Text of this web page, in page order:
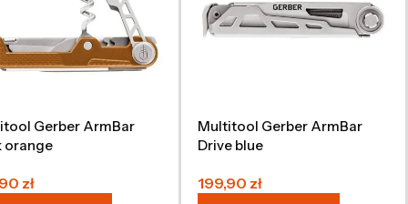
Gerber ArmBar
orange
zł
Multitool Gerber ArmBar
Drive blue
199,90 zł